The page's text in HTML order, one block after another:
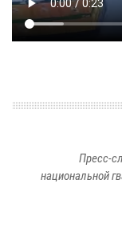
Пресс-
национальной